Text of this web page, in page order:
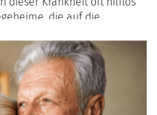
die auf die